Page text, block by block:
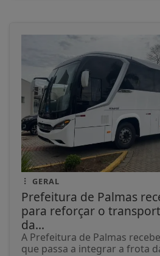
GERAL
Prefeitura de Palmas
para reforçar o
da...
A Prefeitura de Palmas
que passa a integrar a frota